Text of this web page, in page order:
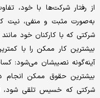
از رفتار شرکت‌ها با خود،
به‌صورت مثبت و منفی، نیت
شرکتی که با کارکنان خود
بیشترین کار ممکن را با
آینه‌‌گونه نصیبشان می‌‌شود:
بیشترین حقوق ممکن انجام
شرکتی که خسیس تلقی شود،